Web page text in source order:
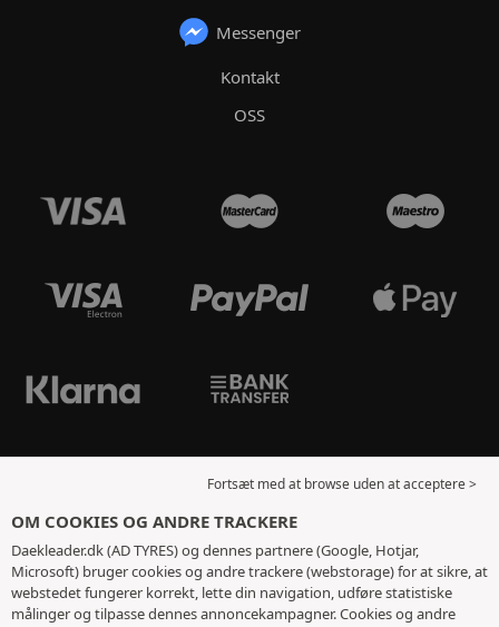
Messenger
Kontakt
OSS
Fortsæt med at browse uden at acceptere >
OM COOKIES OG ANDRE TRACKERE
Daekleader.dk (AD TYRES) og dennes partnere (Google, Hotjar,
Microsoft) bruger cookies og andre trackere (webstorage) for at sikre, at
webstedet fungerer korrekt, lette din navigation, udføre statistiske
målinger og tilpasse dennes annoncekampagner. Cookies og andre